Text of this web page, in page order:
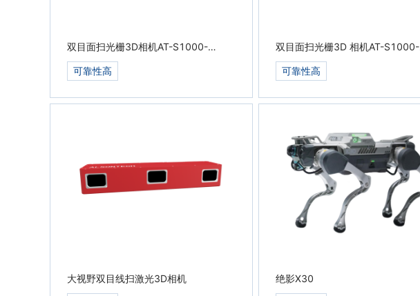
双目面扫光栅3D相机AT-S1000-
06C-S
可靠性高
双目面扫光栅3D 相机AT-S1000-
02C-E
可靠性高
大视野双目线扫激光3D相机 绝影X30